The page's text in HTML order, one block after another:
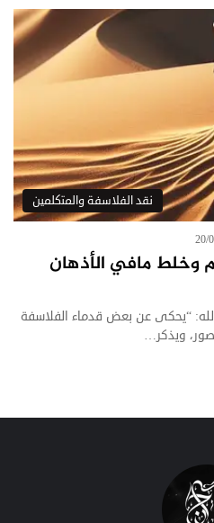
نقد الفلاسفة والمتكلمين
20/
وخلط مافي الأذهان
“يحكى عن بعض قدماء الفلاسفة
ويذكر…